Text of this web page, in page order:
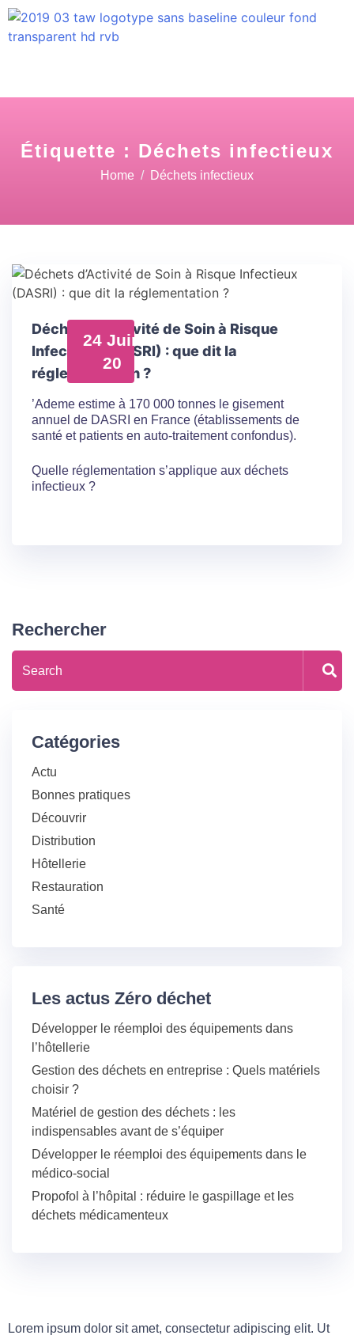
Étiquette : Déchets infectieux
Home Déchets infectieux
24 Juin
20
Déchets d’Activité de Soin à Risque
Infectieux (DASRI) : que dit la
réglementation ?
’Ademe estime à 170 000 tonnes le gisement
annuel de DASRI en France (établissements de
santé et patients en auto-traitement confondus).
Quelle réglementation s’applique aux déchets
infectieux ?
Rechercher
Catégories
Actu
Bonnes pratiques
Découvrir
Distribution
Hôtellerie
Restauration
Santé
Les actus Zéro déchet
Développer le réemploi des équipements dans
l’hôtellerie
Gestion des déchets en entreprise : Quels matériels
choisir ?
Matériel de gestion des déchets : les
indispensables avant de s’équiper
Développer le réemploi des équipements dans le
médico-social
Propofol à l’hôpital : réduire le gaspillage et les
déchets médicamenteux
Lorem ipsum dolor sit amet, consectetur adipiscing elit. Ut